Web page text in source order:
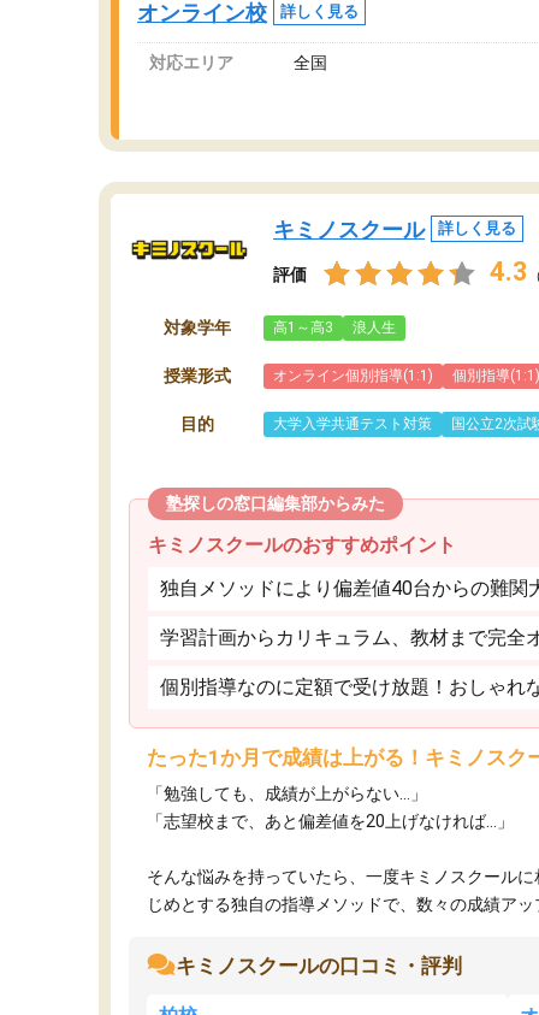
講師変更の申し出があり、あまりに短期での変
更だった為、塾に通う事にして退会しました。
遅れも取り戻せ、授業内容や講師の方は良かっ
オンライン校 詳しく見る
対応エリア 全国
キミノスクール 詳しく見る
評価 4.3
対象学年 高1～高3 浪人生
授業形式 オンライン個別指導(1:1) 個別指導(1:1)
目的 大学入学共通テスト対策 国公立2次試
塾探しの窓口編集部からみた
キミノスクールのおすすめポイント
独自メソッドにより偏差値40台からの難関
学習計画からカリキュラム、教材まで完全
個別指導なのに定額で受け放題！おしゃれ
たった1か月で成績は上がる！キミノス
「勉強しても、成績が上がらない…」
「志望校まで、あと偏差値を20上げなければ…」
そんな悩みを持っていたら、一度キミノスクール
じめとする独自の指導メソッドで、数々の成績アッ
キミノスクールの口コミ・評判